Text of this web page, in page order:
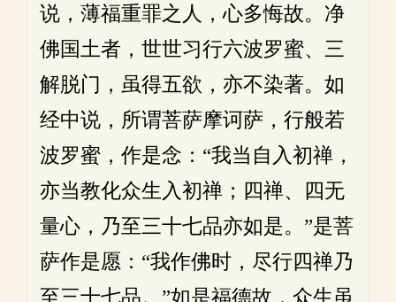
说，薄福重罪之人，心多悔故。净
佛国土者，世世习行六波罗蜜、三
解脱门，虽得五欲，亦不染著。如
经中说，所谓菩萨摩诃萨，行般若
波罗蜜，作是念：“我当自入初禅，
亦当教化众生入初禅；四禅、四无
量心，乃至三十七品亦如是。”是菩
萨作是愿：“我作佛时，尽行四禅乃
至三十七品。”如是福德故，众生虽